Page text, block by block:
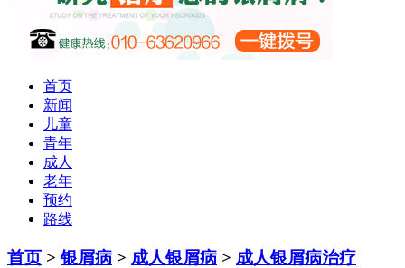
首页
新闻
儿童
青年
成人
老年
预约
路线
首页 >银屑病 > 成人银屑病 > 成人银屑病治疗